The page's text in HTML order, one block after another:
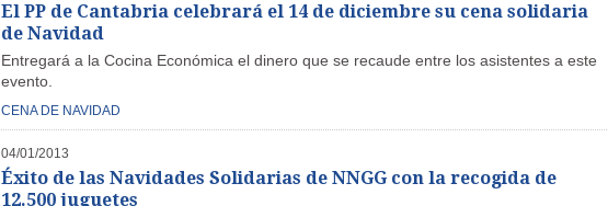
El PP de Cantabria celebrará el 14 de diciembre su cena solidaria
de Navidad
Entregará a la Cocina Económica el dinero que se recaude entre los asistentes a este
evento.
CENA DE NAVIDAD
04/01/2013
Éxito de las Navidades Solidarias de NNGG con la recogida de
12.500 juguetes